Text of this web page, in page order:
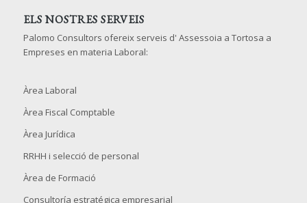
ELS NOSTRES SERVEIS
Palomo Consultors ofereix serveis d' Assessoia a Tortosa a
Empreses en materia Laboral:
Àrea Laboral
Àrea Fiscal Comptable
Àrea Jurídica
RRHH i selecció de personal
Àrea de Formació
Consultoría estratégica empresarial